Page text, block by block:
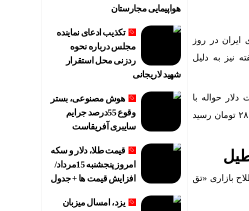
گرمایی
مرکزی
ایران در روز
۱۰ تیر بود. در این هفته نیز به دلیل
حواله با
افزایش به ۱۴۸ هزار و ۱۶۳ تومان رسید. یورو حواله‌ نیز با افزایش به ۱۶۹ هزار و ۲۸۱ تومان رسید
بازاری «تق
هواپیمایی مجارستان
تکذیب ادعای نماینده
مجلس درباره نحوه
ردزنی محل استقرار
شهید لاریجانی
هوش مصنوعی، بستر
وقوع 55درصد جرایم
سایبری آفریقاست
قیمت طلا، دلار و سکه
امروز پنجشنبه 15مرداد/
افزایش قیمت ها + جدول
یزد، امسال میزبان